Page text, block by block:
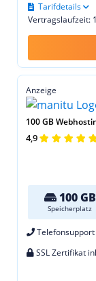
Vertragslaufzeit:
Tarifdetails
Anzeige
100 GB
4,9
100 GB
Speicherplatz
Telefonsupport
SSL Zertifikat